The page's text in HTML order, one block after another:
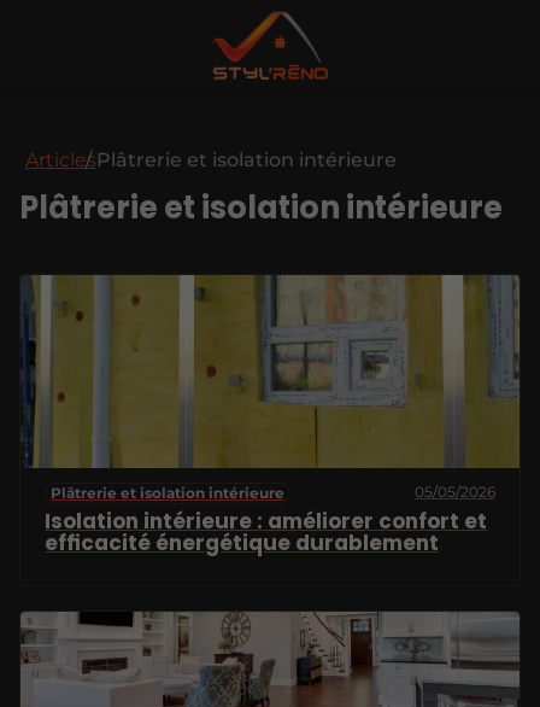
ArticlesPlâtrerie et isolation intérieure
Plâtrerie et isolation intérieure
Plâtrerie et isolation intérieure 05/05/2026
Isolation intérieure : améliorer confort et
efficacité énergétique durablement